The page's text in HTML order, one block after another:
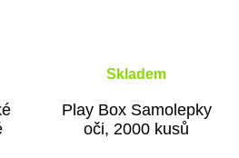
Skladem
Play Box Samolepky
oči, 2000 kusů